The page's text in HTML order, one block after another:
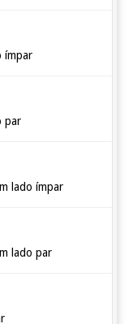
ímpar
par
lado ímpar
lado par